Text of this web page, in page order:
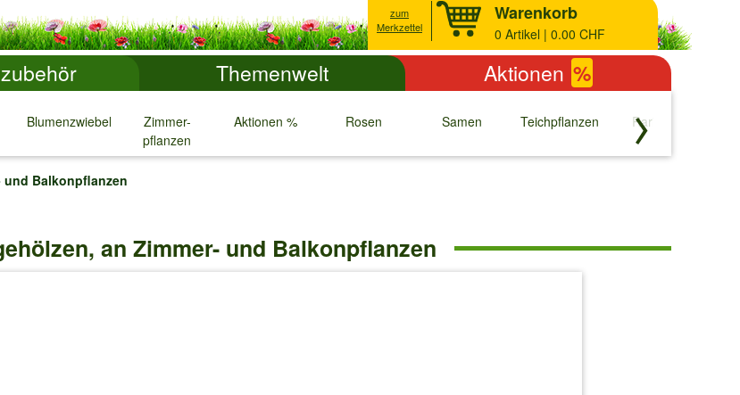
zum
Merkzettel
Warenkorb
0 Artikel | 0.00 CHF
Themenwelt Aktionen %
Blumenzwiebeln
↓
Zimmer-
pflanzen
↓
Aktionen %
↓
Rosen
↓
Samen
↓
Teichpflanzen
↓
Raritäten
↓
und Balkonpflanzen
an Zimmer- und Balkonpflanzen